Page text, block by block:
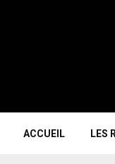
ACCUEIL LES